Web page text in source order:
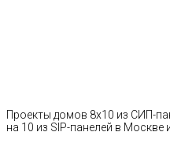
Проекты домов 8х10 из СИП-
на 10 из SIP-панелей в